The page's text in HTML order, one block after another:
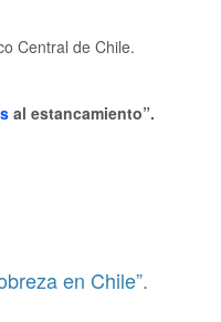
Central de Chile.
al estancamiento”.
en Chile”.